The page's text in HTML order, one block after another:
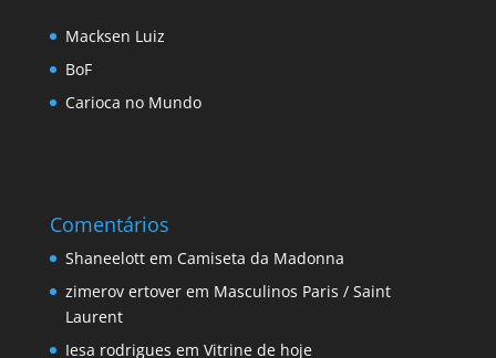
Macksen Luiz
BoF
Carioca no Mundo
Comentários
Shaneelottem Camiseta da Madonna
zimerov ertoverem Masculinos Paris / Saint
Laurent
Iesa rodrigues em Vitrine de hoje